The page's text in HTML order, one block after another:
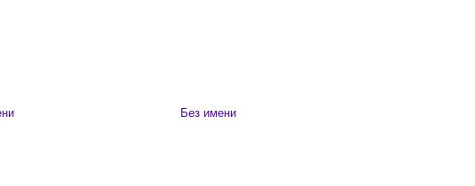
Без имени